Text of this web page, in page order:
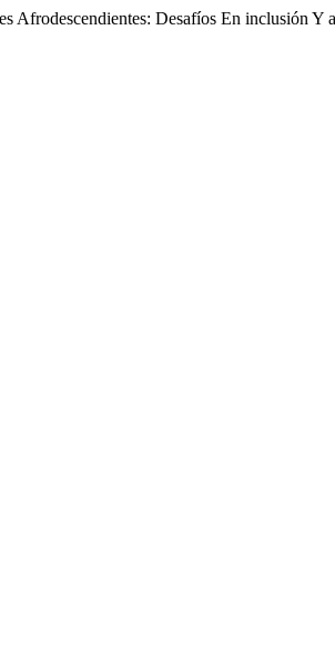
Afrodescendientes: Desafíos En inclusión